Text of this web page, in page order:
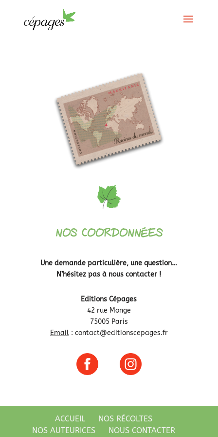
NOS COORDONNÉES
Une demande particulière, une question…
N’hésitez pas à nous contacter !
Editions Cépages
42 rue Monge
75005 Paris
Email: contact@editionscepages.fr
ACCUEIL
NOS RÉCOLTES
NOS AUTEURICES
NOUS CONTACTER